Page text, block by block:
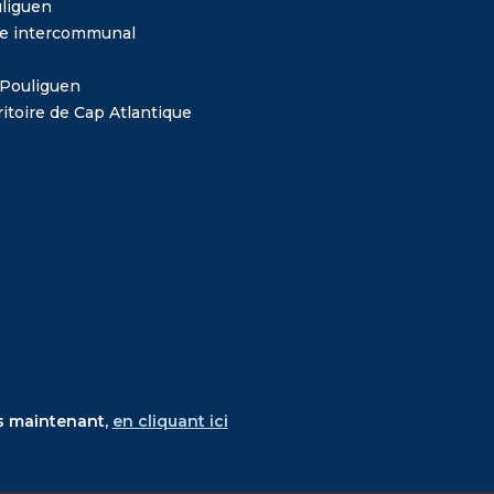
intercommunal
de Cap Atlantique
maintenant, en cliquant ici